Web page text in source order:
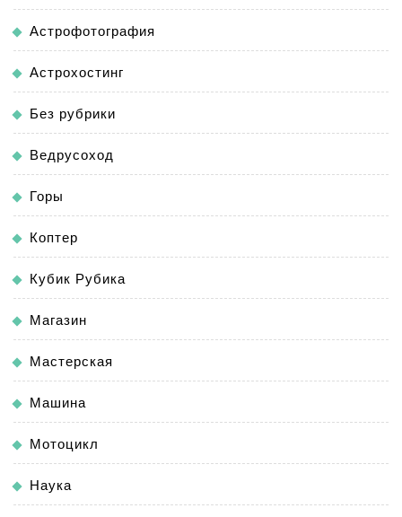
Астрофотография
Астрохостинг
Без рубрики
Ведрусоход
Горы
Коптер
Кубик Рубика
Магазин
Мастерская
Машина
Мотоцикл
Наука